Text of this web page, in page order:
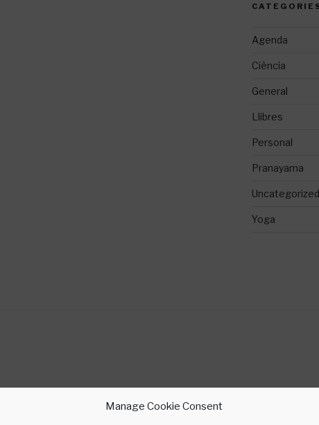
Manage Cookie Consent
Agenda
Ciència
General
Llibres
Personal
Pranayama
Uncategorized
Yoga